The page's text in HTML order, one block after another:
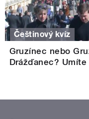
Češtinový kvíz
Gruzínec nebo
Drážďanec?